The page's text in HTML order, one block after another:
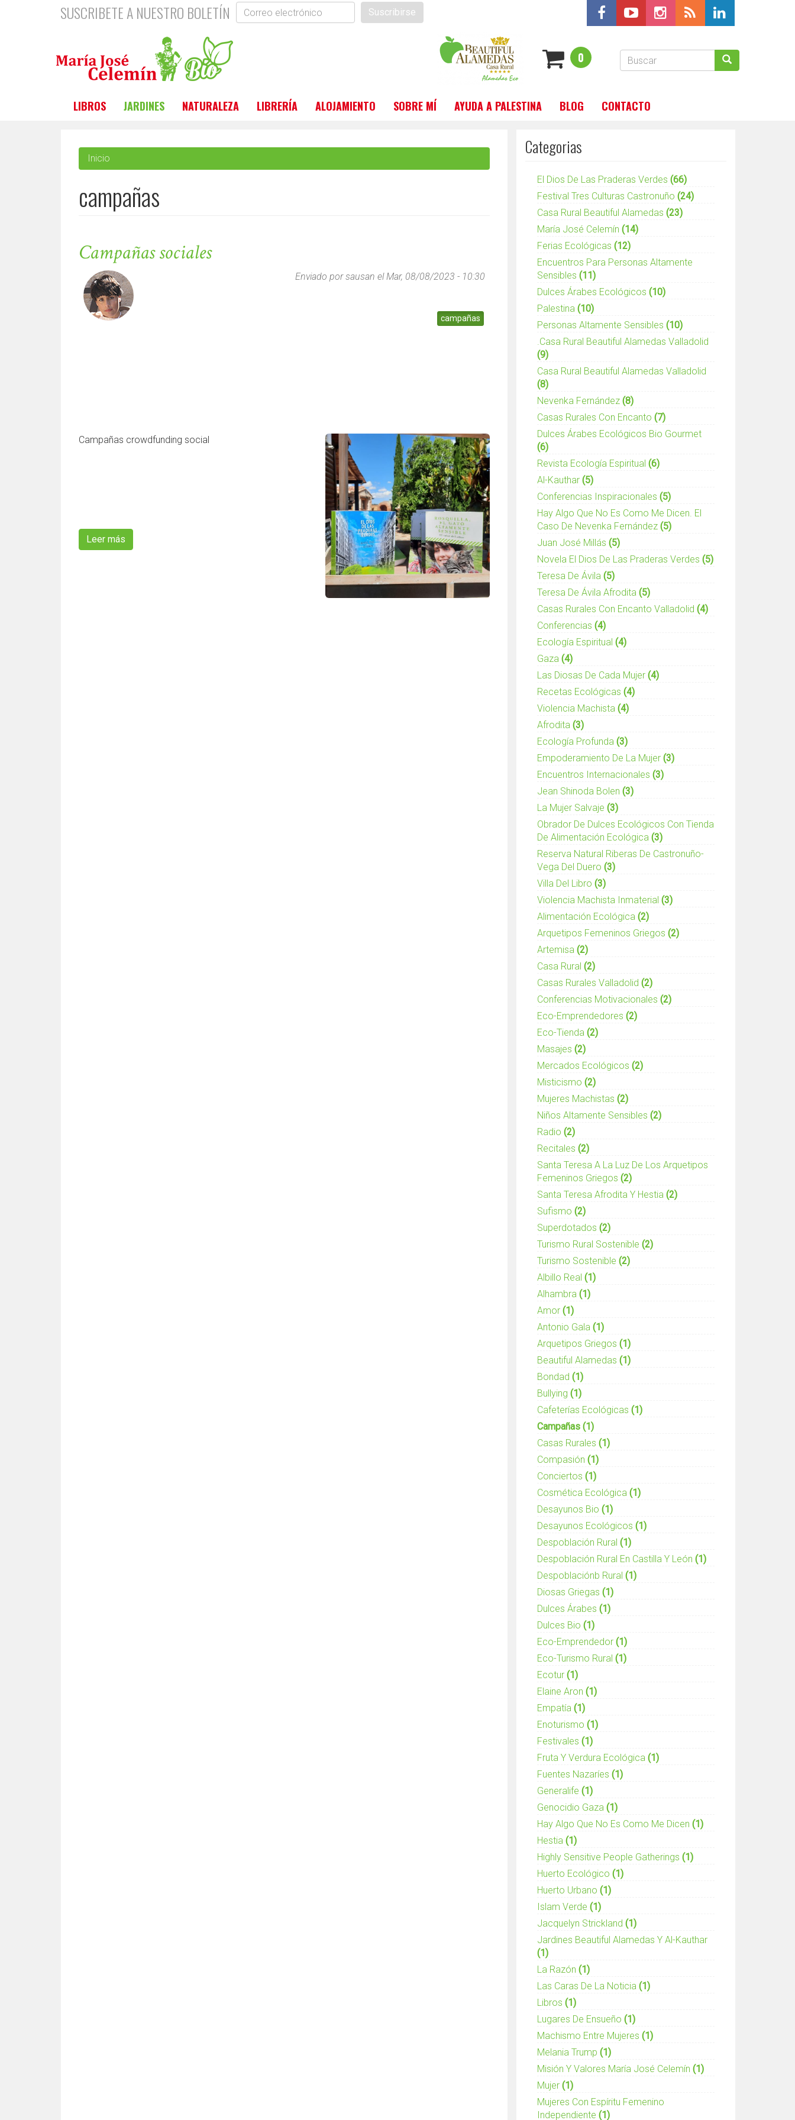
SUSCRIBETE A NUESTRO BOLETÍN Suscribirse
LIBROS JARDINES NATURALEZA LIBRERÍA ALOJAMIENTO SOBRE MÍ AYUDA A PALESTINA BLOG CONTACTO
Formulario
búsqueda
0
Inicio
campañas
Campañas sociales
Enviado porsausan el Mar, 08/08/2023 - 10:30
campañas
Campañas crowdfunding social
Leer más
Categorias
El Dios De Las Praderas Verdes (66)
Festival Tres Culturas Castronuño (24)
Casa Rural Beautiful Alamedas (23)
María José Celemín (14)
Ferias Ecológicas (12)
Encuentros Para Personas Altamente
Sensibles (11)
Dulces Árabes Ecológicos (10)
Palestina (10)
Personas Altamente Sensibles (10)
.casa Rural Beautiful Alamedas Valladolid
(9)
Casa Rural Beautiful Alamedas Valladolid
(8)
Nevenka Fernández (8)
Casas Rurales Con Encanto (7)
Dulces Árabes Ecológicos Bio Gourmet
(6)
Revista Ecología Espiritual (6)
Al-Kauthar (5)
Conferencias Inspiracionales (5)
Hay Algo Que No Es Como Me Dicen. El
Caso De Nevenka Fernández (5)
Juan José Millás (5)
Novela El Dios De Las Praderas Verdes (5)
Teresa De Ávila (5)
Teresa De Ávila Afrodita (5)
Casas Rurales Con Encanto Valladolid (4)
Conferencias (4)
Ecología Espiritual (4)
Gaza (4)
Las Diosas De Cada Mujer (4)
Recetas Ecológicas (4)
Violencia Machista (4)
Afrodita (3)
Ecología Profunda (3)
Empoderamiento De La Mujer (3)
Encuentros Internacionales (3)
Jean Shinoda Bolen (3)
La Mujer Salvaje (3)
Obrador De Dulces Ecológicos Con Tienda
De Alimentación Ecológica (3)
Reserva Natural Riberas De Castronuño-
Vega Del Duero (3)
Villa Del Libro (3)
Violencia Machista Inmaterial (3)
Alimentación Ecológica (2)
Arquetipos Femeninos Griegos (2)
Artemisa (2)
Casa Rural (2)
Casas Rurales Valladolid (2)
Conferencias Motivacionales (2)
Eco-Emprendedores (2)
Eco-Tienda (2)
Masajes (2)
Mercados Ecológicos (2)
Misticismo (2)
Mujeres Machistas (2)
Niños Altamente Sensibles (2)
Radio (2)
Recitales (2)
Santa Teresa A La Luz De Los Arquetipos
Femeninos Griegos (2)
Santa Teresa Afrodita Y Hestia (2)
Sufismo (2)
Superdotados (2)
Turismo Rural Sostenible (2)
Turismo Sostenible (2)
Albillo Real (1)
Alhambra (1)
Amor (1)
Antonio Gala (1)
Arquetipos Griegos (1)
Beautiful Alamedas (1)
Bondad (1)
Bullying (1)
Cafeterías Ecológicas (1)
Campañas (1)
Casas Rurales (1)
Compasión (1)
Conciertos (1)
Cosmética Ecológica (1)
Desayunos Bio (1)
Desayunos Ecológicos (1)
Despoblación Rural (1)
Despoblación Rural En Castilla Y León (1)
Despoblaciónb Rural (1)
Diosas Griegas (1)
Dulces Árabes (1)
Dulces Bio (1)
Eco-Emprendedor (1)
Eco-Turismo Rural (1)
Ecotur (1)
Elaine Aron (1)
Empatía (1)
Enoturismo (1)
Festivales (1)
Fruta Y Verdura Ecológica (1)
Fuentes Nazaríes (1)
Generalife (1)
Genocidio Gaza (1)
Hay Algo Que No Es Como Me Dicen (1)
Hestia (1)
Highly Sensitive People Gatherings (1)
Huerto Ecológico (1)
Huerto Urbano (1)
Islam Verde (1)
Jacquelyn Strickland (1)
Jardines Beautiful Alamedas Y Al-Kauthar
(1)
La Razón (1)
Las Caras De La Noticia (1)
Libros (1)
Lugares De Ensueño (1)
Machismo Entre Mujeres (1)
Melania Trump (1)
Misión Y Valores María José Celemín (1)
Mujer (1)
Mujeres Con Espíritu Femenino
Independiente (1)